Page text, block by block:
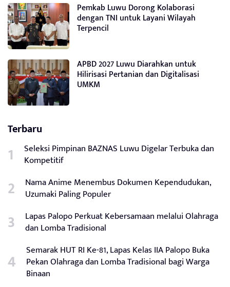
Pemkab Luwu Dorong Kolaborasi
dengan TNI untuk Layani Wilayah
Terpencil
APBD 2027 Luwu Diarahkan untuk
Hilirisasi Pertanian dan Digitalisasi
UMKM
Terbaru
Seleksi Pimpinan BAZNAS Luwu Digelar Terbuka dan
Kompetitif
Nama Anime Menembus Dokumen Kependudukan,
Uzumaki Paling Populer
Lapas Palopo Perkuat Kebersamaan melalui Olahraga
dan Lomba Tradisional
Semarak HUT RI Ke-81, Lapas Kelas IIA Palopo Buka
Pekan Olahraga dan Lomba Tradisional bagi Warga
Binaan